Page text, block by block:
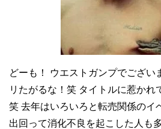
どーも！ ウエストガンプでござい
リたがるな！笑 タイトルに惹かれ
笑 去年はいろいろと転売関係のイ
出回って消化不良を起こした人も